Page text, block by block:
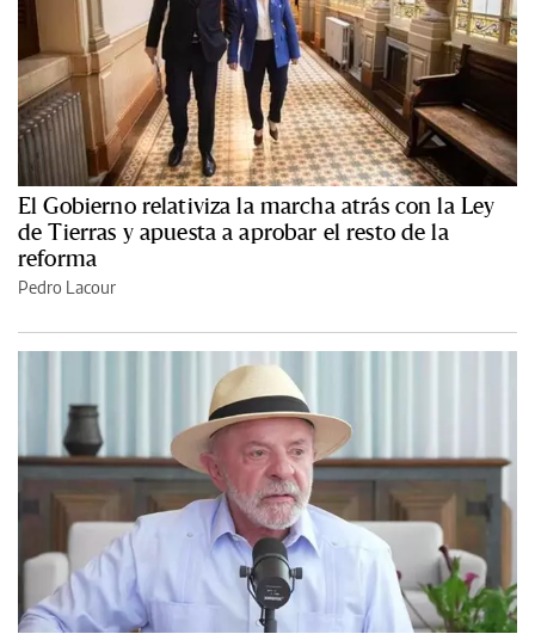
El Gobierno relativiza la marcha atrás con la Ley
de Tierras y apuesta a aprobar el resto de la
reforma
Pedro Lacour